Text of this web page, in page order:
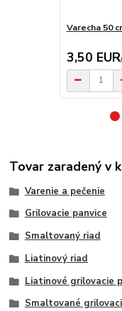
Varecha 50
3,50 EUR/
Tovar zaradený v
Varenie a pečenie
Grilovacie panvice
Smaltovaný riad
Liatinový riad
Liatinové grilovacie
Smaltované